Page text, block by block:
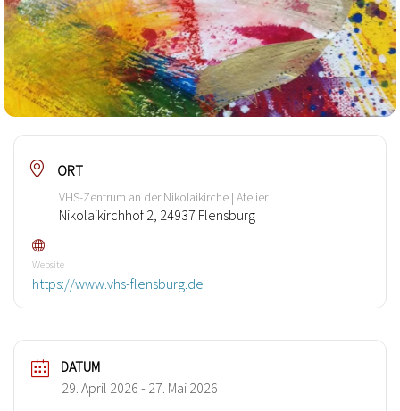
ORT
VHS-Zentrum an der Nikolaikirche | Atelier
Nikolaikirchhof 2, 24937 Flensburg
Website
https://www.vhs-flensburg.de
DATUM
29. April 2026 - 27. Mai 2026